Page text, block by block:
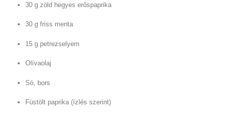
30 g zöld hegyes erőspaprika
30 g friss menta
15 g petrezselyem
Olívaolaj
Só, bors
Füstölt paprika (ízlés szerint)